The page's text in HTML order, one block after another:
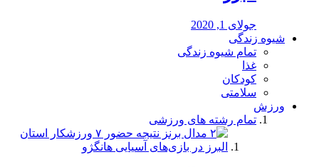
جولای 1, 2020
شیوه زندگی
تمام شیوه زندگی
غذا
کودکان
سلامتی
ورزش
تمام رشته های ورزشی